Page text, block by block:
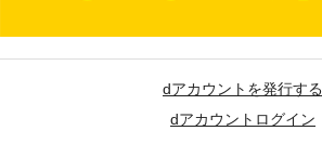
dアカウントを発行する
dアカウントログイン